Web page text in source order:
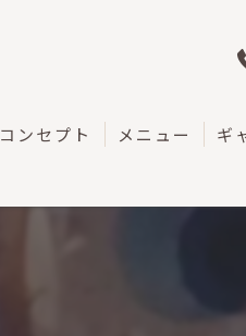
コンセプト メニュー ギ